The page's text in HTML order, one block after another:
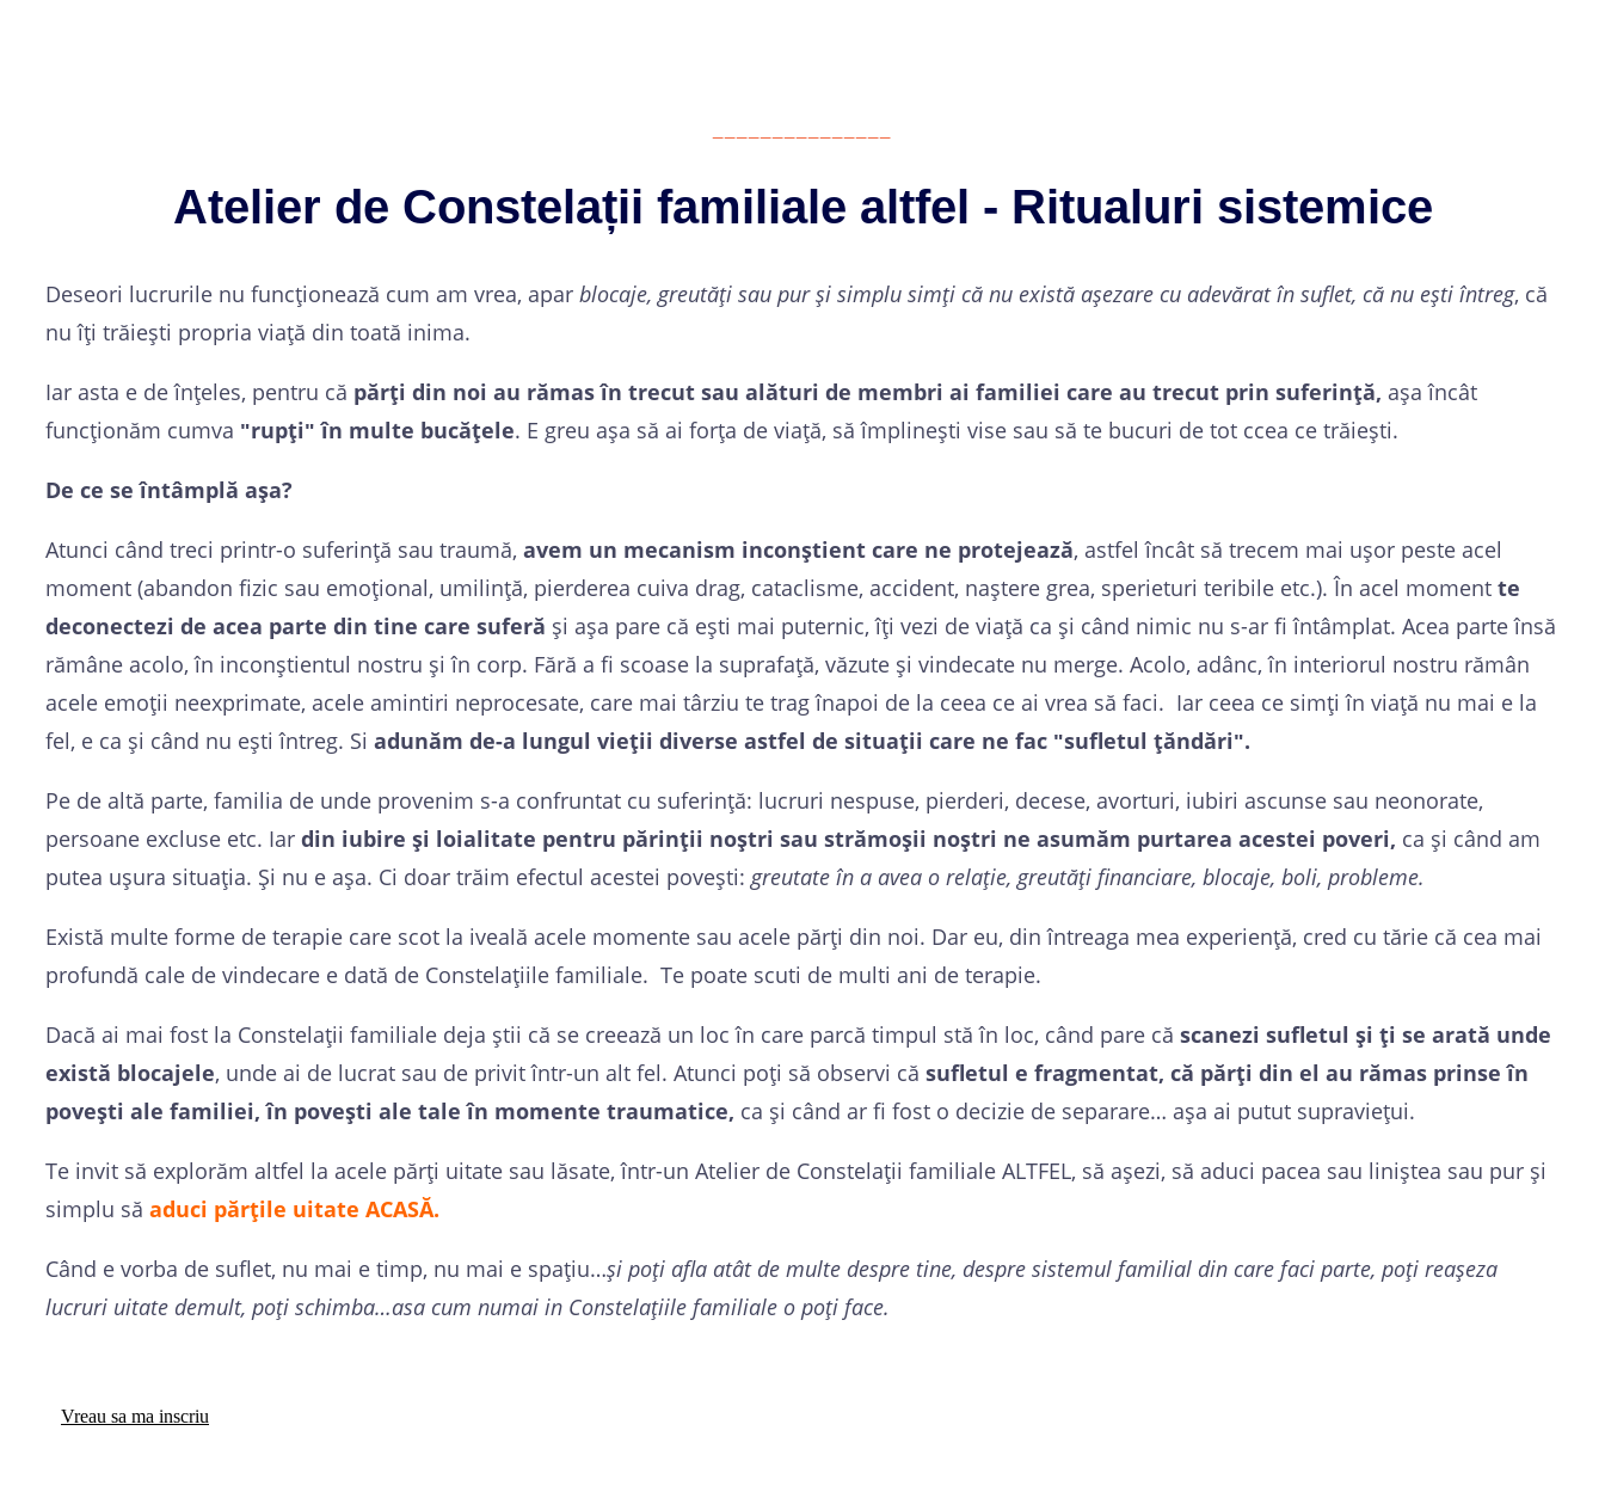
Atelier de Constelații familiale altfel - Ritualuri sistemice
Deseori lucrurile nu funcționează cum am vrea, apar blocaje, greutăți sau pur și simplu simți că nu există așezare cu adevărat în suflet, că nu ești întreg, că
nu îți trăiești propria viață din toată inima.
Iar asta e de înțeles, pentru că părți din noi au rămas în trecut sau alături de membri ai familiei care au trecut prin suferință, așa încât
funcționăm cumva ʺrupțiʺ în multe bucățele. E greu așa să ai forța de viață, să împlinești vise sau să te bucuri de tot ccea ce trăiești.
De ce se întâmplă așa?
Atunci când treci printr-o suferință sau traumă, avem un mecanism inconștient care ne protejează, astfel încât să trecem mai ușor peste acel
moment (abandon fizic sau emoțional, umilință, pierderea cuiva drag, cataclisme, accident, naștere grea, sperieturi teribile etc.). În acel moment te
deconectezi de acea parte din tine care suferă și așa pare că ești mai puternic, îți vezi de viață ca și când nimic nu s-ar fi întâmplat. Acea parte însă
rămâne acolo, în inconștientul nostru și în corp. Fără a fi scoase la suprafață, văzute și vindecate nu merge. Acolo, adânc, în interiorul nostru rămân
acele emoții neexprimate, acele amintiri neprocesate, care mai târziu te trag înapoi de la ceea ce ai vrea să faci. Iar ceea ce simți în viață nu mai e la
fel, e ca și când nu ești întreg. Si adunăm de-a lungul vieții diverse astfel de situații care ne fac ʺsufletul țăndăriʺ.
Pe de altă parte, familia de unde provenim s-a confruntat cu suferință: lucruri nespuse, pierderi, decese, avorturi, iubiri ascunse sau neonorate,
persoane excluse etc. Iar din iubire și loialitate pentru părinții noștri sau strămoșii noștri ne asumăm purtarea acestei poveri, ca și când am
putea ușura situația. Și nu e așa. Ci doar trăim efectul acestei povești:greutate în a avea o relație, greutăți financiare, blocaje, boli, probleme.
Există multe forme de terapie care scot la iveală acele momente sau acele părți din noi. Dar eu, din întreaga mea experiență, cred cu tărie că cea mai
profundă cale de vindecare e dată de Constelațiile familiale. Te poate scuti de multi ani de terapie.
Dacă ai mai fost la Constelații familiale deja știi că se creează un loc în care parcă timpul stă în loc, când pare că scanezi sufletul și ți se arată unde
există blocajele, unde ai de lucrat sau de privit într-un alt fel. Atunci poți să observi că sufletul e fragmentat, că părți din el au rămas prinse în
povești ale familiei, în povești ale tale în momente traumatice, ca și când ar fi fost o decizie de separare… așa ai putut supraviețui.
Te invit să explorăm altfel la acele părți uitate sau lăsate, într-un Atelier de Constelații familiale ALTFEL, să așezi, să aduci pacea sau liniștea sau pur și
simplu să aduci părțile uitate ACASĂ.
Când e vorba de suflet, nu mai e timp, nu mai e spațiu…și poți afla atât de multe despre tine, despre sistemul familial din care faci parte, poți reașeza
lucruri uitate demult, poți schimba…asa cum numai in Constelațiile familiale o poți face.
Vreau sa ma inscriu